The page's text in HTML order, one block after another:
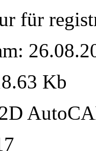
für
Kb